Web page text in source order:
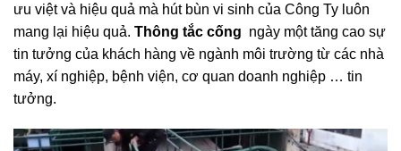
ưu việt và hiệu quả mà hút bùn vi sinh của Công Ty luôn
mang lại hiệu quả. Thông tắc cống ngày một tăng cao sự
tin tưởng của khách hàng về ngành môi trường từ các nhà
máy, xí nghiệp, bệnh viện, cơ quan doanh nghiệp … tin
tưởng.